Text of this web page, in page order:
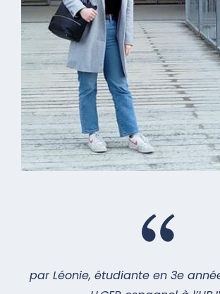
par Léonie, étudiante en 3e